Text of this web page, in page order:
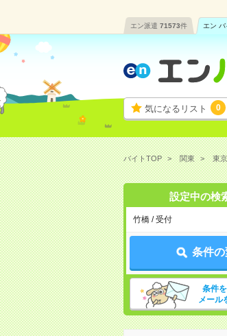
エン派遣 71573件 エン バ
気になるリスト 0
バイトTOP 関東 東
設定中の検
竹橋 / 受付
条件の
条件
メール